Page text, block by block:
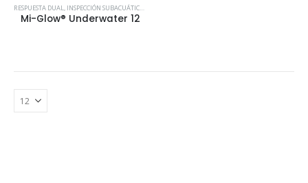
RESPUESTA DUAL, INSPECCIÓN SUBACUÁTICA MI-GLOW®
Mi-Glow® Underwater 12